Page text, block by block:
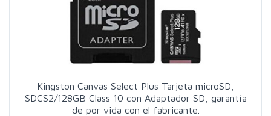
Kingston Canvas Select Plus Tarjeta microSD,
SDCS2/128GB Class 10 con Adaptador SD, garantía
de por vida con el fabricante.